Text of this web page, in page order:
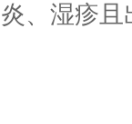
、湿疹且